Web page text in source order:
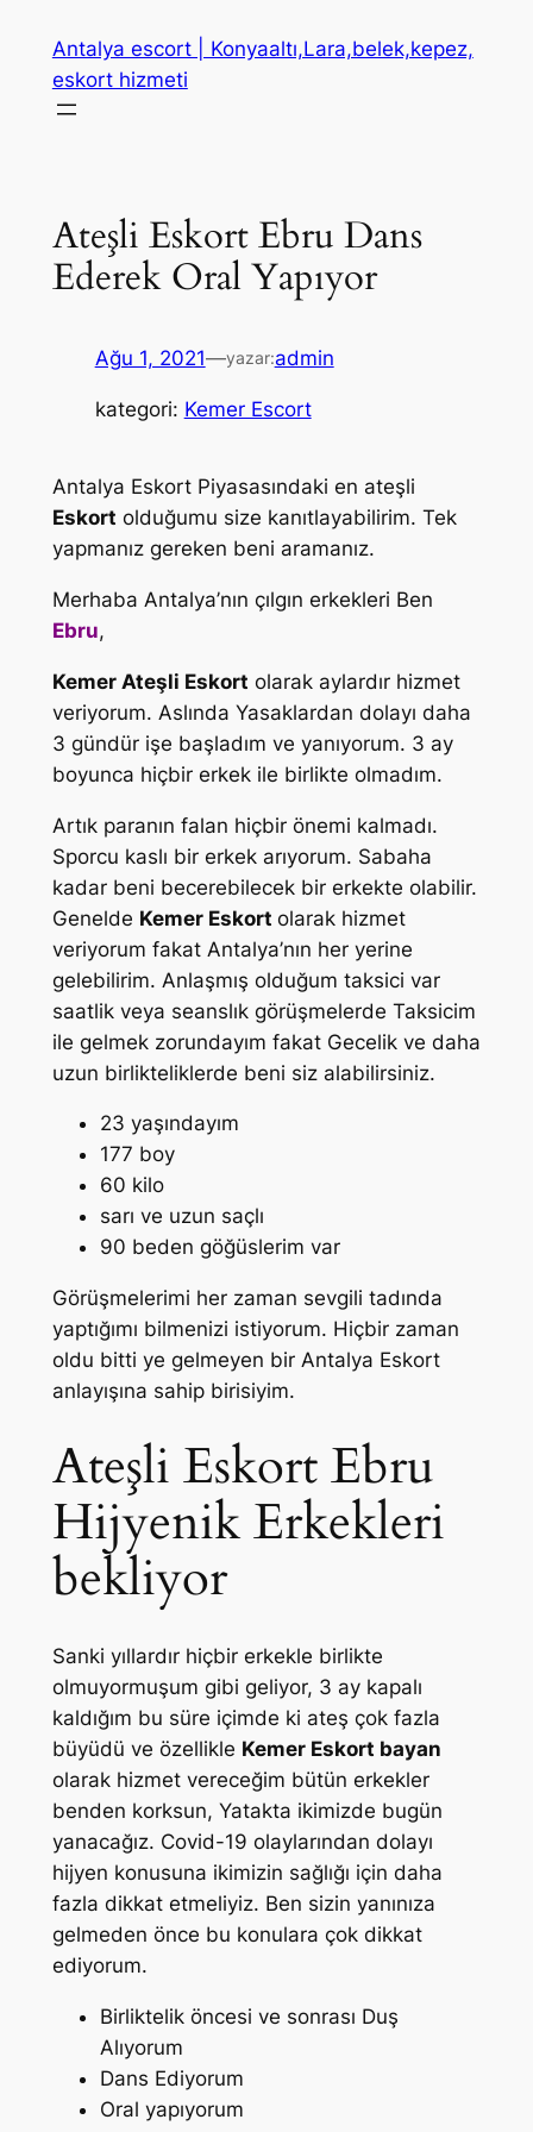
Antalya escort | Konyaaltı,Lara,belek,kepez,
eskort hizmeti
Ateşli Eskort Ebru Dans
Ederek Oral Yapıyor
Ağu 1, 2021—yazar:admin
kategori: Kemer Escort
Antalya Eskort Piyasasındaki en ateşli
Eskort olduğumu size kanıtlayabilirim. Tek
yapmanız gereken beni aramanız.
Merhaba Antalya’nın çılgın erkekleri Ben
Ebru,
Kemer Ateşli Eskort olarak aylardır hizmet
veriyorum. Aslında Yasaklardan dolayı daha
3 gündür işe başladım ve yanıyorum. 3 ay
boyunca hiçbir erkek ile birlikte olmadım.
Artık paranın falan hiçbir önemi kalmadı.
Sporcu kaslı bir erkek arıyorum. Sabaha
kadar beni becerebilecek bir erkekte olabilir.
Genelde Kemer Eskort olarak hizmet
veriyorum fakat Antalya’nın her yerine
gelebilirim. Anlaşmış olduğum taksici var
saatlik veya seanslık görüşmelerde Taksicim
ile gelmek zorundayım fakat Gecelik ve daha
uzun birlikteliklerde beni siz alabilirsiniz.
23 yaşındayım
177 boy
60 kilo
sarı ve uzun saçlı
90 beden göğüslerim var
Görüşmelerimi her zaman sevgili tadında
yaptığımı bilmenizi istiyorum. Hiçbir zaman
oldu bitti ye gelmeyen bir Antalya Eskort
anlayışına sahip birisiyim.
Ateşli Eskort Ebru
Hijyenik Erkekleri
bekliyor
Sanki yıllardır hiçbir erkekle birlikte
olmuyormuşum gibi geliyor, 3 ay kapalı
kaldığım bu süre içimde ki ateş çok fazla
büyüdü ve özellikle Kemer Eskort bayan
olarak hizmet vereceğim bütün erkekler
benden korksun, Yatakta ikimizde bugün
yanacağız. Covid-19 olaylarından dolayı
hijyen konusuna ikimizin sağlığı için daha
fazla dikkat etmeliyiz. Ben sizin yanınıza
gelmeden önce bu konulara çok dikkat
ediyorum.
Birliktelik öncesi ve sonrası Duş
Alıyorum
Dans Ediyorum
Oral yapıyorum